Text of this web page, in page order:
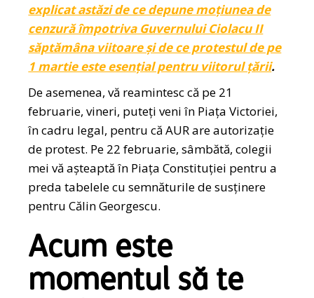
explicat astăzi de ce depune moțiunea de
cenzură împotriva Guvernului Ciolacu II
săptămâna viitoare și de ce protestul de pe
1 martie este esențial pentru viitorul țării.
De asemenea, vă reamintesc că pe 21
februarie, vineri, puteți veni în Piața Victoriei,
în cadru legal, pentru că AUR are autorizație
de protest. Pe 22 februarie, sâmbătă, colegii
mei vă așteaptă în Piața Constituției pentru a
preda tabelele cu semnăturile de susținere
pentru Călin Georgescu.
Acum este
momentul să te